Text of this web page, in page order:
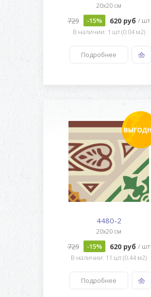
20x20 см
729 -15% 620 руб / шт
В наличии: 1 шт (0.04 м2)
Подробнее
4480-2
20x20 см
729 -15% 620 руб / шт
В наличии: 11 шт (0.44 м2)
Подробнее